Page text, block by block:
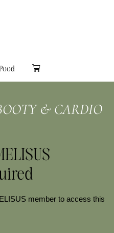
& CARDIO
member to access this